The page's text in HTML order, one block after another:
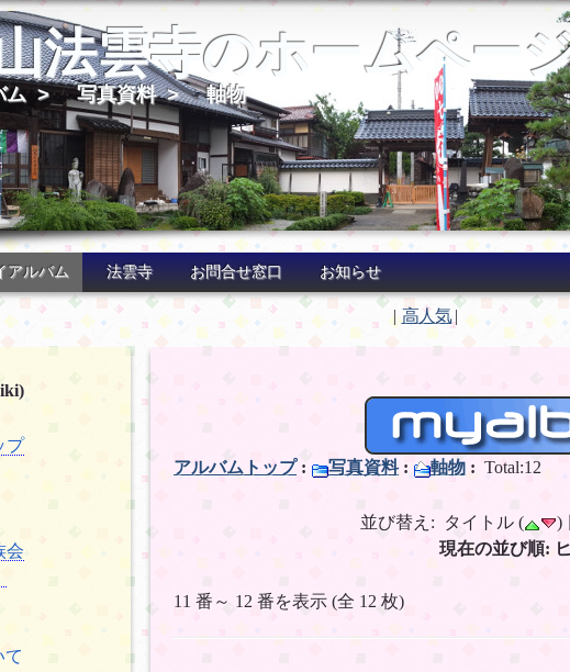
法雲寺のホームペー
ム > 写真資料> 軸物
アルバム 法雲寺 お問合せ窓口 お知らせ
|高人気|
アルバムトップ: 写真資料: 軸物 : Total:12
並び替え: タイトル ( )
現在の並び順:
11 番～ 12 番を表示 (全 12 枚)
プ
会
て